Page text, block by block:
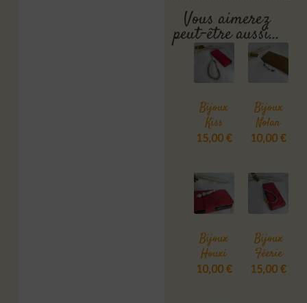
Vous aimerez
peut-être aussi…
Bijoux
Kiss
15,00 €
Bijoux
Nolan
10,00€
Bijoux
Houxi
10,00 €
Bijoux
Féerie
15,00€